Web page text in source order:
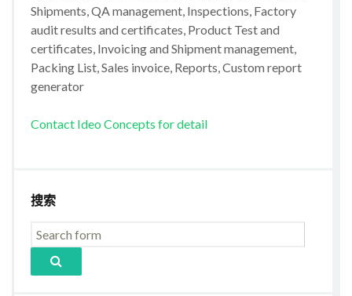
Shipments, QA management, Inspections, Factory
audit results and certificates, Product Test and
certificates, Invoicing and Shipment management,
Packing List, Sales invoice, Reports, Custom report
generator
Contact Ideo Concepts for detail
搜索